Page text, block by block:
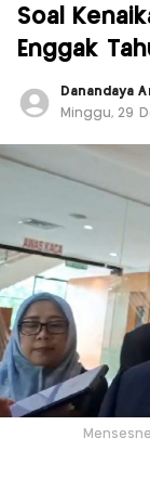
Soal
Enggak
Danandaya
Minggu, 29